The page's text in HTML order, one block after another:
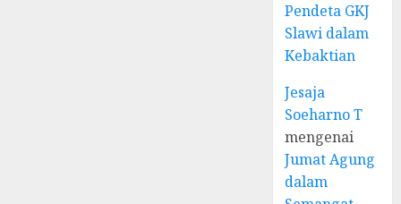
Pendeta GKJ
Slawi dalam
Kebaktian
Jesaja
Soeharno T
mengenai
Jumat Agung
dalam